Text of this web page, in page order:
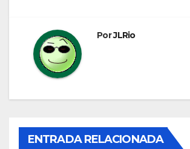
PorJLRio
ENTRADA RELACIONADA